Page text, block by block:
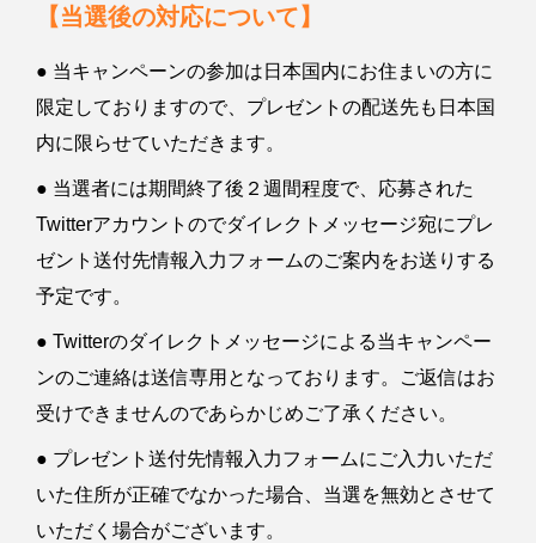
【当選後の対応について】
● 当キャンペーンの参加は日本国内にお住まいの方に
限定しておりますので、プレゼントの配送先も日本国
内に限らせていただきます。
● 当選者には期間終了後２週間程度で、応募された
Twitterアカウントのでダイレクトメッセージ宛にプレ
ゼント送付先情報入力フォームのご案内をお送りする
予定です。
● Twitterのダイレクトメッセージによる当キャンペー
ンのご連絡は送信専用となっております。ご返信はお
受けできませんのであらかじめご了承ください。
● プレゼント送付先情報入力フォームにご入力いただ
いた住所が正確でなかった場合、当選を無効とさせて
いただく場合がございます。